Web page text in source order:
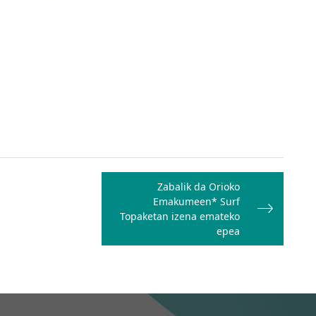
Zabalik da Orioko
Emakumeen* Surf
Topaketan izena emateko
epea